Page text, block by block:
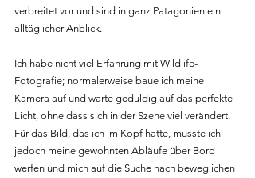
verbreitet vor und sind in ganz Patagonien ein
alltäglicher Anblick.
Ich habe nicht viel Erfahrung mit Wildlife-
Fotografie; normalerweise baue ich meine
Kamera auf und warte geduldig auf das perfekte
Licht, ohne dass sich in der Szene viel verändert.
Für das Bild, das ich im Kopf hatte, musste ich
jedoch meine gewohnten Abläufe über Bord
werfen und mich auf die Suche nach beweglichen